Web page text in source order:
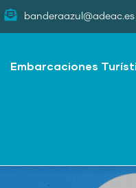
banderaazul@adeac.es
Embarcaciones